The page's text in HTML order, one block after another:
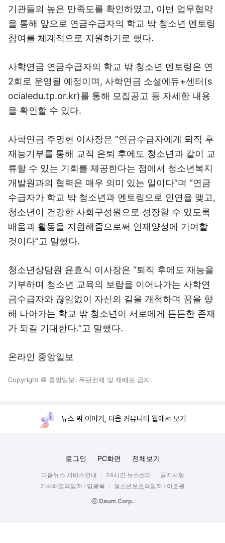
기관들의 높은 만족도를 확인하였고, 이번 업무협약
을 통해 앞으로 연금수급자의 학교 밖 청소년 멘토링
참여를 체계적으로 지원하기로 했다.
사학연금 연금수급자의 학교 밖 청소년 멘토링은 연
2회로 운영될 예정이며, 사학연금 소셜에듀+센터(s
ocialedu.tp.or.kr)를 통해 모집공고 등 자세한 내용
을 확인할 수 있다.
사학연금 주명현 이사장은 “연금수급자에게 퇴직 후
재능기부를 통해 교직 은퇴 후에도 청소년과 같이 교
류할 수 있는 기회를 제공한다는 점에서 청소년복지
개발원과의 협력은 매우 의미 있는 일이다”며 “연금
수급자가 학교 밖 청소년과 멘토링으로 인연을 맺고,
청소년이 건강한 사회구성원으로 성장할 수 있도록
배움과 활동을 지원해줌으로써 인재양성에 기여할
것이다”고 말했다.
청소년상담원 윤효식 이사장은 “퇴직 후에도 재능을
기부하며 청소년 교육의 보람을 이어나가는 사학연
금수급자와 끊임없이 자신의 길을 개척하며 꿈을 향
해 나아가는 학교 밖 청소년이 서로에게 든든한 존재
가 되길 기대한다.”고 말했다.
온라인 중앙일보
Copyright © 중앙일보. 무단전재 및 재배포 금지.
뉴스 밖 이야기, 다음 커뮤니티 웹에서 보기
로그인 PC화면 전체보기
다음뉴스 서비스안내 24시간 뉴스센터
공지사항
기사배열책임자 : 임광욱
청소년보호책임자 : 이호원
ⓒ Daum Corp.